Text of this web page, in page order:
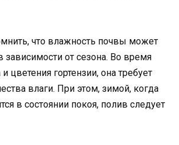
что влажность почвы может
зависимости от сезона. Во время
цветения гортензии, она требует
влаги. При этом, зимой, когда
в состоянии покоя, полив следует